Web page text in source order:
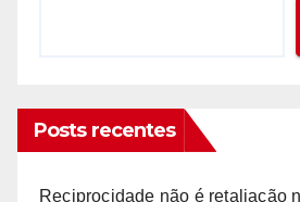
Posts recentes
Reciprocidade não é retaliação